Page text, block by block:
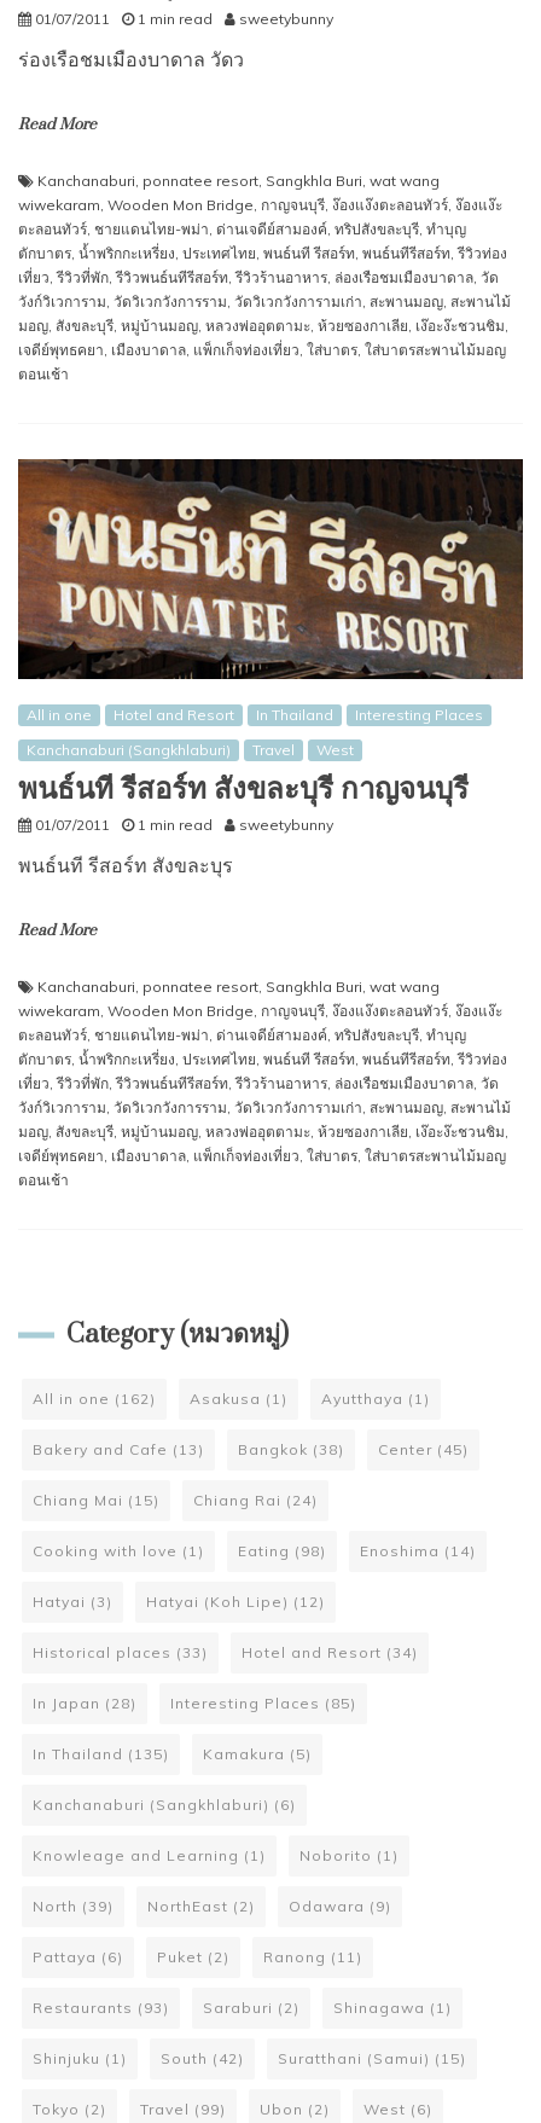
01/07/2011 1 min read sweetybunny
ร่องเรือชมเมืองบาดาล วัดว
Read More
Kanchanaburi, ponnatee resort, Sangkhla Buri, wat wang
wiwekaram, Wooden Mon Bridge, กาญจนบุรี, ง๊องแง๊งตะลอนทัวร์, ง๊องแง๊ะ
ตะลอนทัวร์, ชายแดนไทย-พม่า, ด่านเจดีย์สามองค์, ทริปสังขละบุรี, ทำบุญ
ตักบาตร, น้ำพริกกะเหรี่ยง, ประเทศไทย, พนธ์นที รีสอร์ท, พนธ์นทีรีสอร์ท,รีวิวท่อง
เที่ยว,รีวิวที่พัก,รีวิวพนธ์นทีรีสอร์ท,รีวิวร้านอาหาร, ล่องเรือชมเมืองบาดาล, วัด
วังก์วิเวการาม, วัดวิเวกวังการราม, วัดวิเวกวังการามเก่า, สะพานมอญ, สะพานไม้
มอญ, สังขละบุรี, หมู่บ้านมอญ, หลวงพ่ออุตตามะ, ห้วยซองกาเลีย, เง๊อะง๊ะชวนชิม,
เจดีย์พุทธคยา, เมืองบาดาล, แพ็กเก็จท่องเที่ยว, ใส่บาตร, ใส่บาตรสะพานไม้มอญ
ตอนเช้า
All in one Hotel and Resort In Thailand
Interesting Places
Kanchanaburi (Sangkhlaburi)
Travel West
พนธ์นที รีสอร์ท สังขละบุรี กาญจนบุรี
01/07/2011 1 min read sweetybunny
พนธ์นที รีสอร์ท สังขละบุร
Read More
Kanchanaburi, ponnatee resort, Sangkhla Buri, wat wang
wiwekaram, Wooden Mon Bridge, กาญจนบุรี, ง๊องแง๊งตะลอนทัวร์, ง๊องแง๊ะ
ตะลอนทัวร์, ชายแดนไทย-พม่า, ด่านเจดีย์สามองค์, ทริปสังขละบุรี, ทำบุญ
ตักบาตร, น้ำพริกกะเหรี่ยง, ประเทศไทย, พนธ์นที รีสอร์ท, พนธ์นทีรีสอร์ท,รีวิวท่อง
เที่ยว,รีวิวที่พัก,รีวิวพนธ์นทีรีสอร์ท,รีวิวร้านอาหาร, ล่องเรือชมเมืองบาดาล, วัด
วังก์วิเวการาม, วัดวิเวกวังการราม, วัดวิเวกวังการามเก่า, สะพานมอญ, สะพานไม้
มอญ, สังขละบุรี, หมู่บ้านมอญ, หลวงพ่ออุตตามะ, ห้วยซองกาเลีย, เง๊อะง๊ะชวนชิม,
เจดีย์พุทธคยา, เมืองบาดาล, แพ็กเก็จท่องเที่ยว, ใส่บาตร, ใส่บาตรสะพานไม้มอญ
ตอนเช้า
Category (หมวดหมู่)
All in one (162) Asakusa (1) Ayutthaya (1)
Bakery and Cafe (13) Bangkok (38) Center (45)
Chiang Mai (15) Chiang Rai (24)
Cooking with love (1) Eating (98) Enoshima (14)
Hatyai (3) Hatyai (Koh Lipe) (12)
Historical places (33) Hotel and Resort (34)
In Japan (28) Interesting Places (85)
In Thailand (135) Kamakura (5)
Kanchanaburi (Sangkhlaburi) (6)
Knowleage and Learning (1) Noborito (1)
North (39) NorthEast (2) Odawara (9)
Pattaya (6) Puket (2) Ranong (11)
Restaurants (93) Saraburi (2) Shinagawa (1)
Shinjuku (1) South (42) Suratthani (Samui) (15)
Tokyo (2) Travel (99) Ubon (2) West (6)